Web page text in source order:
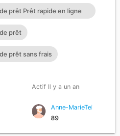
prêt Prêt rapide en ligne
prêt Prêt
prêt
prêt sans frais
Actif Il y a un an
Anne-MarieTei
89